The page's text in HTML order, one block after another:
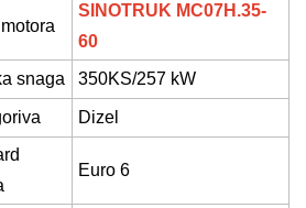
SINOTRUK MC07H.35-
60
snaga
350KS/257 kW
Dizel
Euro 6